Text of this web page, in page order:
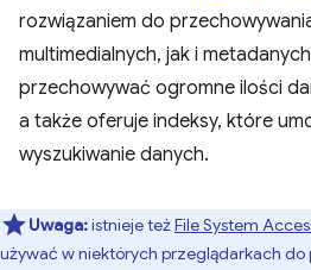
rozwiązaniem do
multimedialnych, jak i
przechowywać ogromne ilości
a także oferuje indeksy, które
wyszukiwanie danych.
Uwaga:istnieje teżFile System
używać w niektórych przeglądarkach